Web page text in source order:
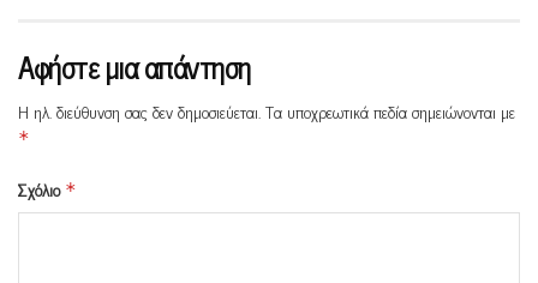
Αφήστε μια απάντηση
Η ηλ. διεύθυνση σας δεν δημοσιεύεται.Τα υποχρεωτικά πεδία σημειώνονται με
*
Σχόλιο *